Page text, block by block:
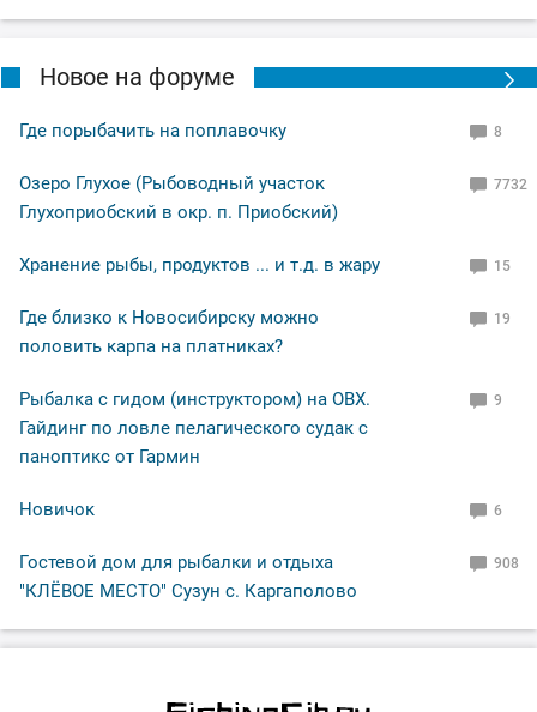
Новое на форуме
Где порыбачить на поплавочку 8
Озеро Глухое (Рыбоводный участок
Глухоприобский в окр. п. Приобский)
7732
Хранение рыбы, продуктов ... и т.д. в жару 15
Где близко к Новосибирску можно
половить карпа на платниках?
19
Рыбалка с гидом (инструктором) на ОВХ.
Гайдинг по ловле пелагического судак с
паноптикс от Гармин
9
Новичок 6
Гостевой дом для рыбалки и отдыха
"КЛЁВОЕ МЕСТО" Сузун с. Каргаполово
908